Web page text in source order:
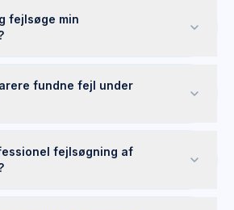
fejlsøge min
fundne fejl under
fejlsøgning af